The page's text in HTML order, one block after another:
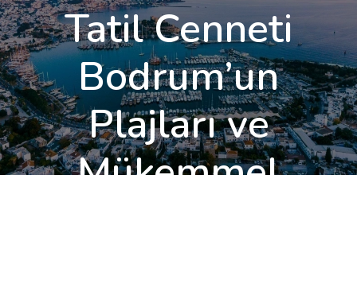
Tatil Cenneti
Bodrum’un
Plajları ve
Mükemmel